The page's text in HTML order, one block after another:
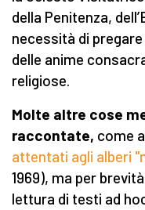
della Penitenza,
necessità di
delle anime
religiose.
Molte altre cose
raccontate, come
attentati agli alberi
1969), ma per
lettura di testi ad